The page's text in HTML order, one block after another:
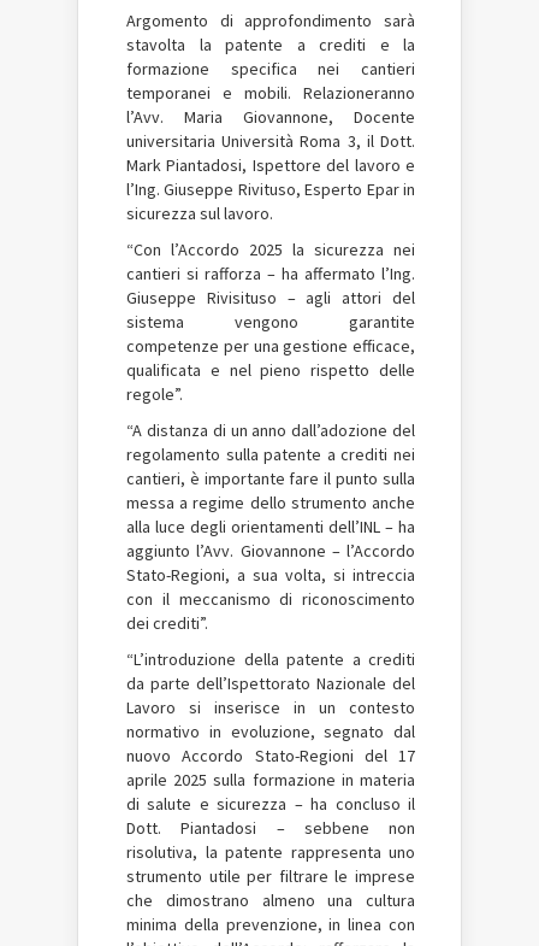
Argomento di approfondimento sarà
stavolta la patente a crediti e la
formazione specifica nei cantieri
temporanei e mobili. Relazioneranno
l’Avv. Maria Giovannone, Docente
universitaria Università Roma 3, il Dott.
Mark Piantadosi, Ispettore del lavoro e
l’Ing. Giuseppe Rivituso, Esperto Epar in
sicurezza sul lavoro.
“Con l’Accordo 2025 la sicurezza nei
cantieri si rafforza – ha affermato l’Ing.
Giuseppe Rivisituso – agli attori del
sistema vengono garantite
competenze per una gestione efficace,
qualificata e nel pieno rispetto delle
regole”.
“A distanza di un anno dall’adozione del
regolamento sulla patente a crediti nei
cantieri, è importante fare il punto sulla
messa a regime dello strumento anche
alla luce degli orientamenti dell’INL – ha
aggiunto l’Avv. Giovannone – l’Accordo
Stato-Regioni, a sua volta, si intreccia
con il meccanismo di riconoscimento
dei crediti”.
“L’introduzione della patente a crediti
da parte dell’Ispettorato Nazionale del
Lavoro si inserisce in un contesto
normativo in evoluzione, segnato dal
nuovo Accordo Stato-Regioni del 17
aprile 2025 sulla formazione in materia
di salute e sicurezza – ha concluso il
Dott. Piantadosi – sebbene non
risolutiva, la patente rappresenta uno
strumento utile per filtrare le imprese
che dimostrano almeno una cultura
minima della prevenzione, in linea con